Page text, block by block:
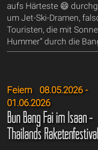
aufs Härteste 😄
um Jet-Ski-Dramen,
Touristen, die mit
Hummer“ durch die
Feiern08.05.2026 -
01.06.2026
Bun Bang Fai im Isaan -
Thailands